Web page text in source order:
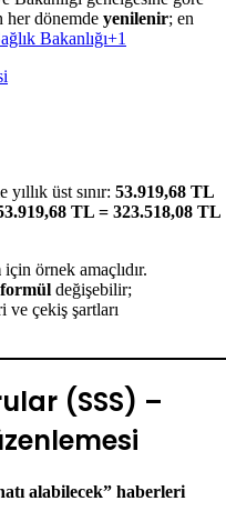
her dönemde yenilenir; en
Bakanlığı+1
yıllık üst sınır: 53.919,68 TL
TL = 323.518,08 TL
için örnek amaçlıdır.
formül değişebilir;
ve çekiş şartları
(SSS) –
alabilecek” haberleri